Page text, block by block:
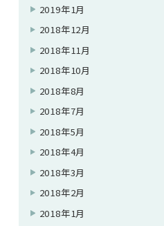
2019年1月
2018年12月
2018年11月
2018年10月
2018年8月
2018年7月
2018年5月
2018年4月
2018年3月
2018年2月
2018年1月